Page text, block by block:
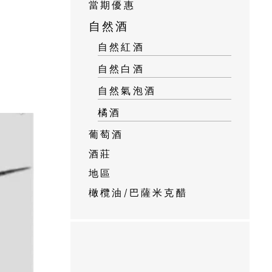
當期優惠
自然酒
自然紅酒
自然白酒
自然氣泡酒
橘酒
葡萄酒
酒莊
地區
橄欖油/巴薩米克醋